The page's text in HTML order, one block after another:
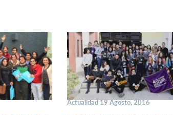
Actualidad 19 Agosto, 2016